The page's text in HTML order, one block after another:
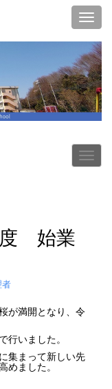
始業
が満開となり、令
いました。
集まって新しい先
めました。